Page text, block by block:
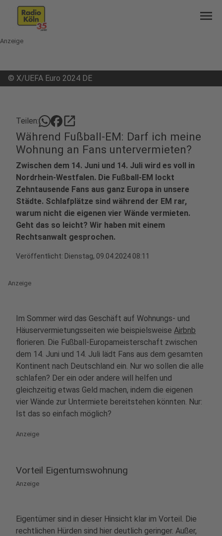
menu
Anzeige
© X/UEFA Euro 2024 DE
Teilen: open_in_new
Während Fußball-EM: Darf ich meine
Wohnung an Fans untervermieten?
Zwischen dem 14. Juni und 14. Juli wird es voll in
Nordrhein-Westfalen. Die Fußball-EM lockt
Zehntausende Fans aus ganz Europa in unsere
Städte. Schlafplätze sind während der EM rar,
warum nicht die eigenen vier Wände vermieten.
Geht das so leicht? Wir haben mit einem
Rechtsanwalt gesprochen.
Veröffentlicht: Dienstag, 09.04.2024 08:11
Anzeige
Im Sommer wird das Geschäft auf Wohnungs- und
Häuservermietungsseiten wie beispielsweise Airbnb
florieren. Die Fußball-Europameisterschaft zwischen
dem 14. Juni und 14. Juli lädt Fans aus dem gesamten
Kontinent nach Deutschland ein. Nur wo sollen die alle
schlafen? Der ein oder andere will helfen und
gleichzeitig etwas Geld machen, indem die eigenen
vier Wände zur Untermiete bereitstehen könnten. Nur:
Ist das so einfach möglich?
Anzeige
Vorteil Eigentumswohnung
Anzeige
Eigentümer sind in dieser Hinsicht klar im Vorteil. Die
rechtlichen Hürden sind hier deutlich geringer. Außer,